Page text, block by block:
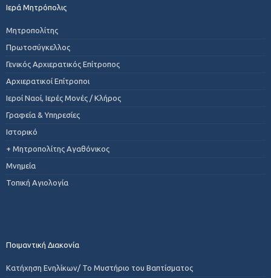
Ιερά Μητρόπολις
Μητροπολίτης
Πρωτοσύγκελλος
Γενικός Αρχιερατικός Επίτροπος
Αρχιερατικοί Επίτροποι
Ιεροί Ναοί, Ιερές Μονές / Κλήρος
Γραφεία & Υπηρεσίες
Ιστορικό
+ Μητροπολίτης Αγαθόνικος
Μνημεία
Τοπική Αγιολογία
Ποιμαντική Διακονία
Κατήχηση Ενηλίκων/ Το Μυστήριο του Βαπτίσματος